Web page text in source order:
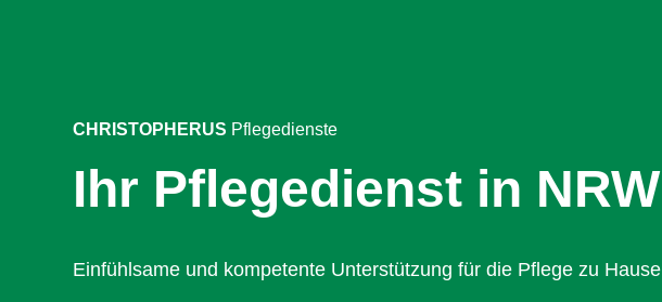
CHRISTOPHERUS Pflegedienste
Ihr Pflegedienst in NRW
Einfühlsame und kompetente Unterstützung für die Pflege zu Hause